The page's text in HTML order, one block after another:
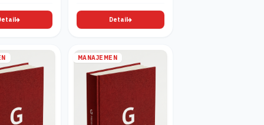
Detail
MANAJEMEN